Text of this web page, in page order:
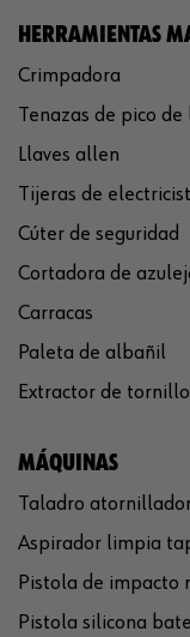
HERRAMIENTAS
Crimpadora
Tenazas de pico de
Llaves allen
Tijeras de
Cúter de seguridad
Cortadora de
Carracas
Paleta de albañil
Extractor de
MÁQUINAS
Taladro
Aspirador limpia
Pistola de impacto
Pistola silicona